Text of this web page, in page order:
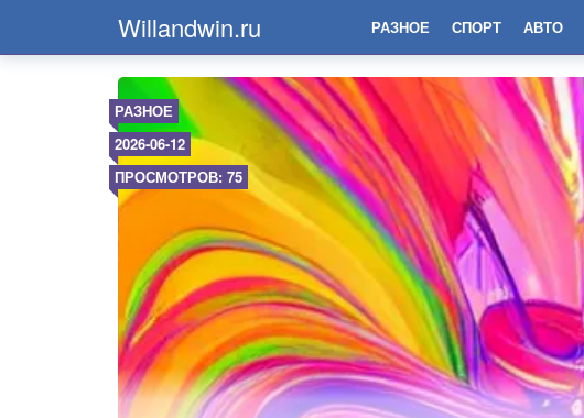
Willandwin.ru РАЗНОЕ СПОРТ АВТО
РАЗНОЕ
2026-06-12
ПРОСМОТРОВ: 75